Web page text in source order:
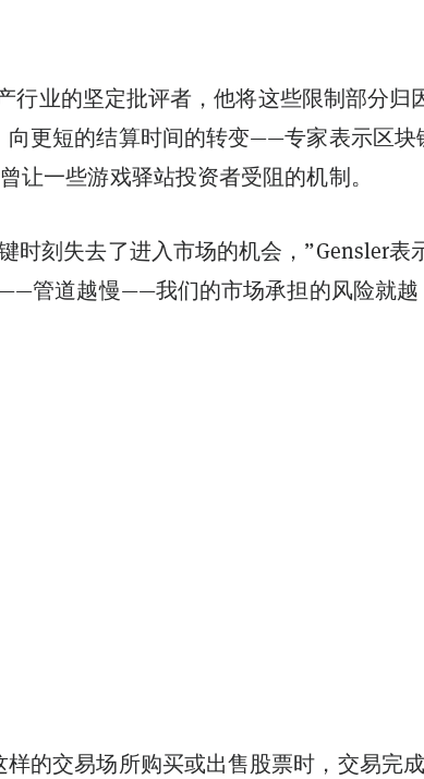
行业的坚定批评者，他将这些限制部分归
向更短的结算时间的转变——专家表示区块
让一些游戏驿站投资者受阻的机制。
时刻失去了进入市场的机会，”Gensler表
管道越慢——我们的市场承担的风险就越
的交易场所购买或出售股票时，交易完